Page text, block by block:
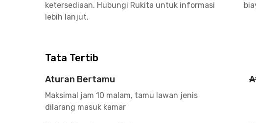
ketersediaan. Hubungi Rukita untuk informasi
lebih lanjut.
Tata Tertib
Aturan Bertamu
Maksimal jam 10 malam, tamu lawan jenis
dilarang masuk kamar